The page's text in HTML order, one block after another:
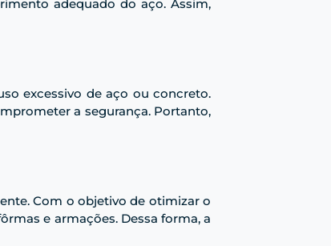
adequado do aço. Assim,
excessivo de aço ou concreto.
a segurança. Portanto,
Com o objetivo de otimizar o
e armações. Dessa forma, a